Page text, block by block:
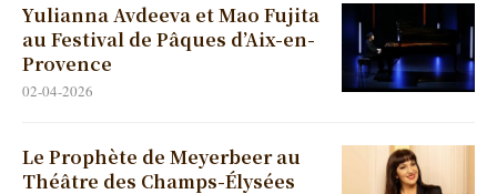
Yulianna Avdeeva et Mao Fujita
au Festival de Pâques d’Aix-en-
Provence
02-04-2026
Le Prophète de Meyerbeer au
Théâtre des Champs-Élysées